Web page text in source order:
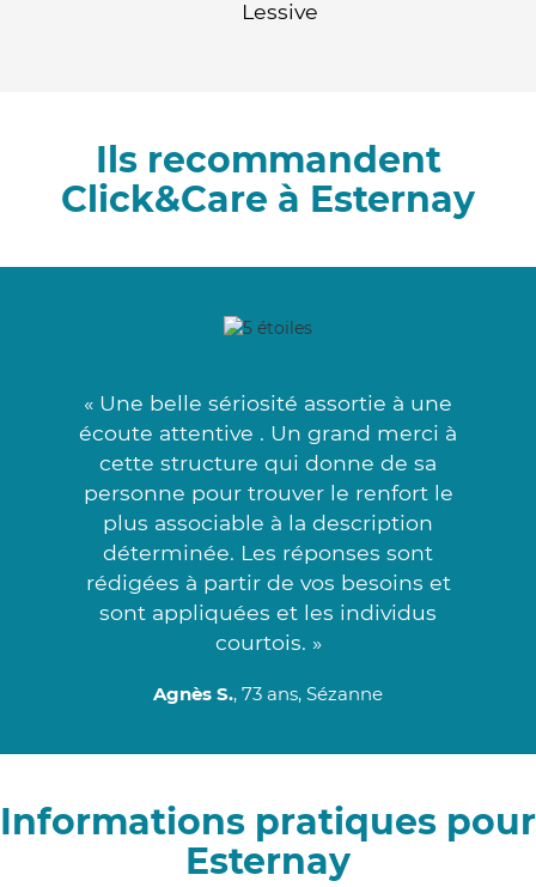
Lessive
Ils recommandent
Click&Care à Esternay
« Une belle sériosité assortie à une
écoute attentive . Un grand merci à
cette structure qui donne de sa
personne pour trouver le renfort le
plus associable à la description
déterminée. Les réponses sont
rédigées à partir de vos besoins et
sont appliquées et les individus
courtois. »
Agnès S., 73 ans, Sézanne
Informations pratiques pour
Esternay